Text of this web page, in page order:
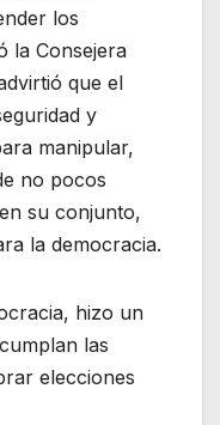
los
la Consejera
que el
y
manipular,
no pocos
su conjunto,
la democracia.
hizo un
las
elecciones